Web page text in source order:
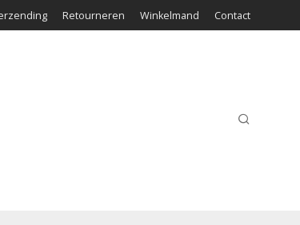
Retourneren Winkelmand Contact